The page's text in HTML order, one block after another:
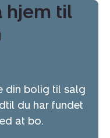
hjem til
din bolig til salg
du har fundet
at bo.